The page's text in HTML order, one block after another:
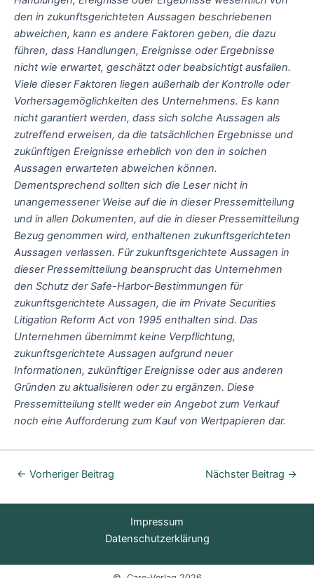
den in zukunftsgerichteten Aussagen beschriebenen
abweichen, kann es andere Faktoren geben, die dazu
führen, dass Handlungen, Ereignisse oder Ergebnisse
nicht wie erwartet, geschätzt oder beabsichtigt ausfallen.
Viele dieser Faktoren liegen außerhalb der Kontrolle oder
Vorhersagemöglichkeiten des Unternehmens. Es kann
nicht garantiert werden, dass sich solche Aussagen als
zutreffend erweisen, da die tatsächlichen Ergebnisse und
zukünftigen Ereignisse erheblich von den in solchen
Aussagen erwarteten abweichen können.
Dementsprechend sollten sich die Leser nicht in
unangemessener Weise auf die in dieser Pressemitteilung
und in allen Dokumenten, auf die in dieser Pressemitteilung
Bezug genommen wird, enthaltenen zukunftsgerichteten
Aussagen verlassen. Für zukunftsgerichtete Aussagen in
dieser Pressemitteilung beansprucht das Unternehmen
den Schutz der Safe-Harbor-Bestimmungen für
zukunftsgerichtete Aussagen, die im Private Securities
Litigation Reform Act von 1995 enthalten sind. Das
Unternehmen übernimmt keine Verpflichtung,
zukunftsgerichtete Aussagen aufgrund neuer
Informationen, zukünftiger Ereignisse oder aus anderen
Gründen zu aktualisieren oder zu ergänzen. Diese
Pressemitteilung stellt weder ein Angebot zum Verkauf
noch eine Aufforderung zum Kauf von Wertpapieren dar.
← Vorheriger Beitrag Nächster Beitrag →
Impressum
Datenschutzerklärung